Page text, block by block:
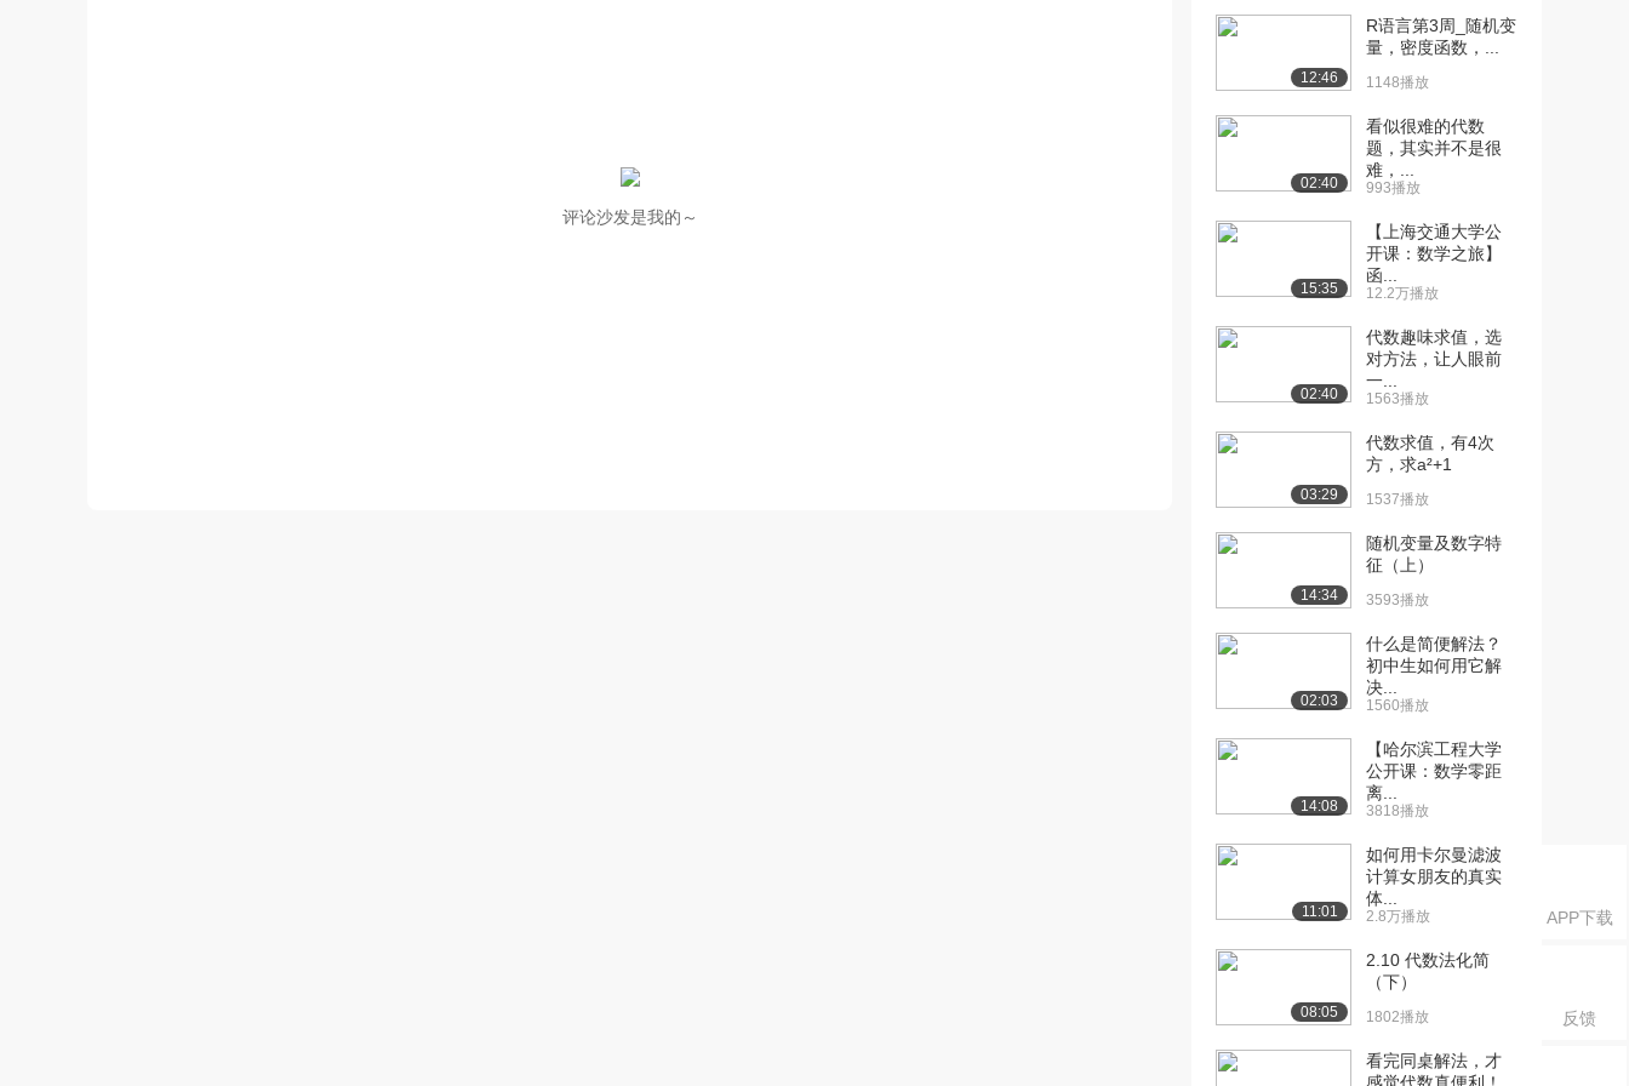
APP下载
反馈
评论沙发是我的～
[10] 索引擎Google的秘密
4.0万播放
13:14
[11] 索引擎Google的秘密
13:17
[12] 索引擎Google的秘密
13:14
[13] 数字图像处理中的线
13:43
[14] 数字图像处理中的线
性代数（中）
性代数（下）
12:46
R语言第3周_随机变
量，密度函数，...
1148播放
02:40
看似很难的代数
题，其实并不是很
难，...
993播放
15:35
【上海交通大学公
开课：数学之旅】
函...
12.2万播放
02:40
代数趣味求值，选
对方法，让人眼前
一...
1563播放
03:29
代数求值，有4次
方，求a²+1
1537播放
14:34
随机变量及数字特
征（上）
3593播放
02:03
什么是简便解法？
初中生如何用它解
决...
1560播放
14:08
【哈尔滨工程大学
公开课：数学零距
离...
3818播放
11:01
如何用卡尔曼滤波
计算女朋友的真实
体...
2.8万播放
08:05
2.10 代数法化简
（下）
1802播放
看完同桌解法，才